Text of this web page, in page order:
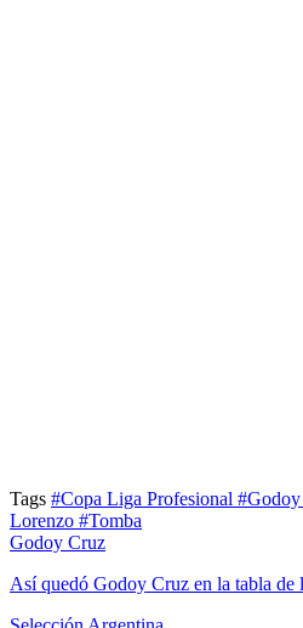
Tags #Copa Liga Profesional
Lorenzo #Tomba
Godoy Cruz
Así quedó Godoy Cruz en la tabla de